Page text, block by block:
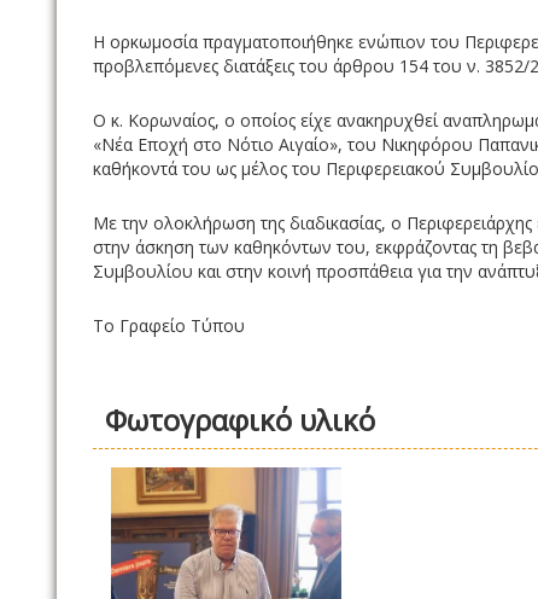
Η ορκωμοσία πραγματοποιήθηκε ενώπιον του
προβλεπόμενες διατάξεις του άρθρου 154 του ν. 3852/
Ο κ. Κορωναίος, ο οποίος είχε ανακηρυχθεί
«Νέα Εποχή στο Νότιο Αιγαίο», του Νικηφόρου
καθήκοντά του ως μέλος του Περιφερειακού
Με την ολοκλήρωση της διαδικασίας, ο
στην άσκηση των καθηκόντων του, εκφράζοντας τη
Συμβουλίου και στην κοινή προσπάθεια για την
Το Γραφείο Τύπου
Φωτογραφικό υλικό